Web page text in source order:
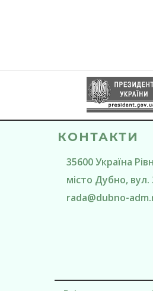
КОНТАКТИ
35600Україна
місто Дубно,
rada@dubno-